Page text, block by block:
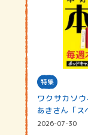
特集
ワクサカソ
あきさん「
ドキャスト…
2026-07-30